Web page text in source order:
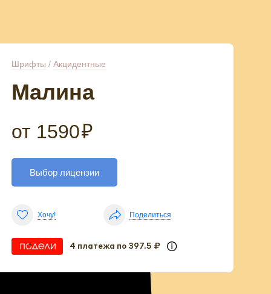
Шрифты /Акцидентные
Малина
от 1590₽
Выбор лицензии
Хочу! Поделиться
4 платежа по 397.5 ₽